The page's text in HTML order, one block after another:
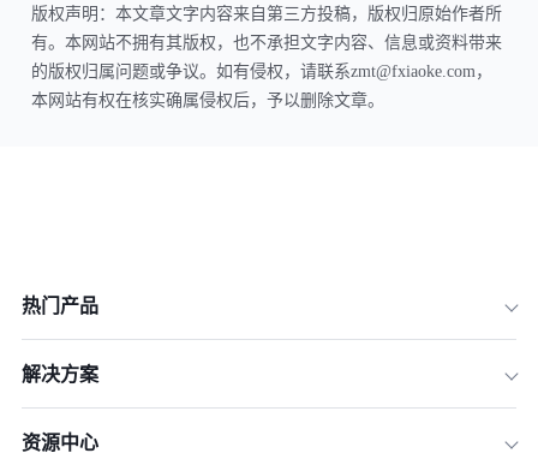
版权声明：本文章文字内容来自第三方投稿，版权归原始作者所
有。本网站不拥有其版权，也不承担文字内容、信息或资料带来
的版权归属问题或争议。如有侵权，请联系zmt@fxiaoke.com，
本网站有权在核实确属侵权后，予以删除文章。
热门产品
解决方案
资源中心